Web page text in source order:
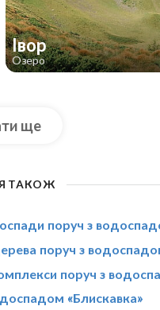
Івор
Озеро
ще
ТАКОЖ
поруч з
поруч з
поруч з
«Блискавка»